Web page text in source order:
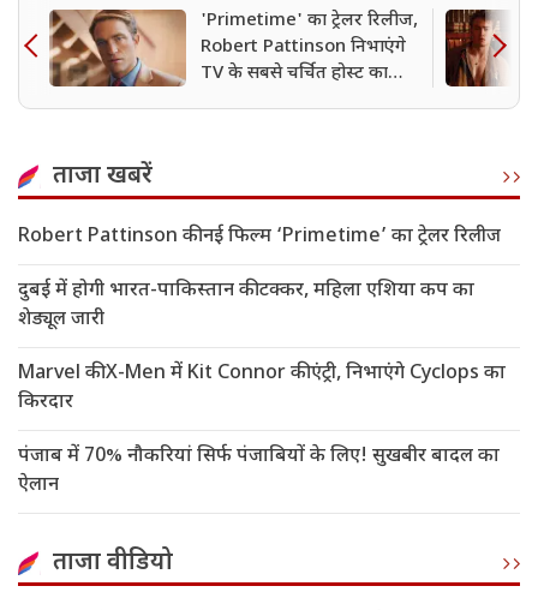
'Primetime' का ट्रेलर रिलीज,
Robert Pattinson निभाएंगे
TV के सबसे चर्चित होस्ट का
ताजा खबरें
Robert Pattinson की नई फिल्म ‘Primetime’ का ट्रेलर रिलीज
दुबई में होगी भारत-पाकिस्तान की टक्कर, महिला एशिया कप का
शेड्यूल जारी
Marvel की X-Men में Kit Connor की एंट्री, निभाएंगे Cyclops का
किरदार
पंजाब में 70% नौकरियां सिर्फ पंजाबियों के लिए! सुखबीर बादल का
ऐलान
ताजा वीडियो